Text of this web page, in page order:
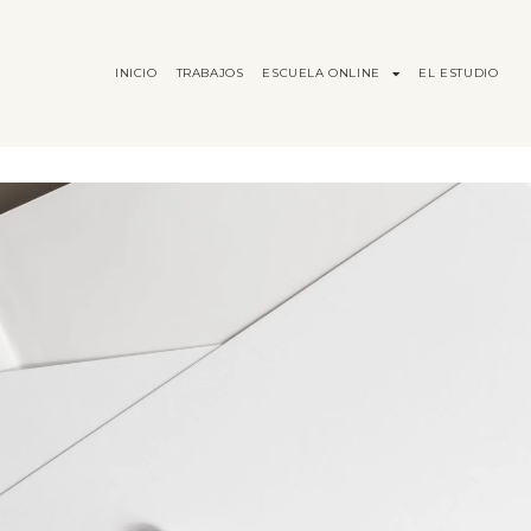
INICIO TRABAJOS ESCUELA ONLINE EL ESTUDIO